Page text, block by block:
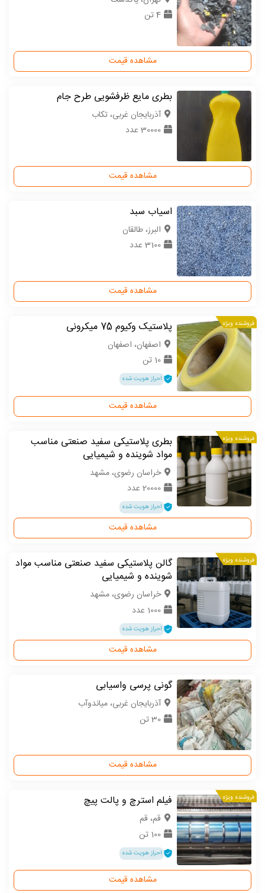
4 تن
مشاهده قیمت
بطری مایع ظرفشویی طرح جام
آذربایجان غربی، تکاب
30000 عدد
مشاهده قیمت
اسیاب سبد
البرز، طالقان
3100 عدد
مشاهده قیمت
فروشنده ویژه پلاستیک وکیوم 75 میکرونی
اصفهان، اصفهان
10 تن
احراز هویت شده
مشاهده قیمت
فروشنده ویژه
بطری پلاستیکی سفید صنعتی مناسب
مواد شوینده و شیمیایی
خراسان رضوی، مشهد
20000 عدد
احراز هویت شده
مشاهده قیمت
فروشنده ویژه
گالن پلاستیکی سفید صنعتی مناسب مواد
شوینده و شیمیایی
خراسان رضوی، مشهد
1000 عدد
احراز هویت شده
مشاهده قیمت
گونی پرسی واسیابی
آذربایجان غربی، میاندوآب
30 تن
مشاهده قیمت
فروشنده ویژه فیلم استرچ و پالت پیچ
قم، قم
100 تن
احراز هویت شده
مشاهده قیمت